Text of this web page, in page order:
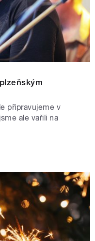
připravujeme v
ale vařili na